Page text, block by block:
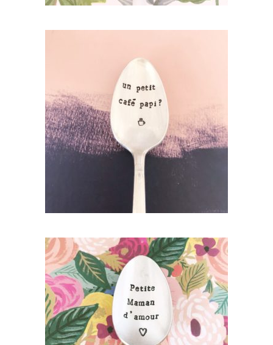
PETITE CUILLÈRE GRAVÉE VINTAGE : UN
PETIT CAFÉ PAPI?
AJOUTER AU PANIER
PETITE CUILLÈRE GRAVÉE VINTAGE :
PETITE MAMAN D’AMOUR
35,00€